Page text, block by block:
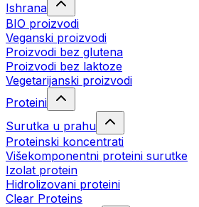
Ishrana
BIO proizvodi
Veganski proizvodi
Proizvodi bez glutena
Proizvodi bez laktoze
Vegetarijanski proizvodi
Proteini
Surutka u prahu
Proteinski koncentrati
Višekomponentni proteini surutke
Izolat protein
Hidrolizovani proteini
Clear Proteins